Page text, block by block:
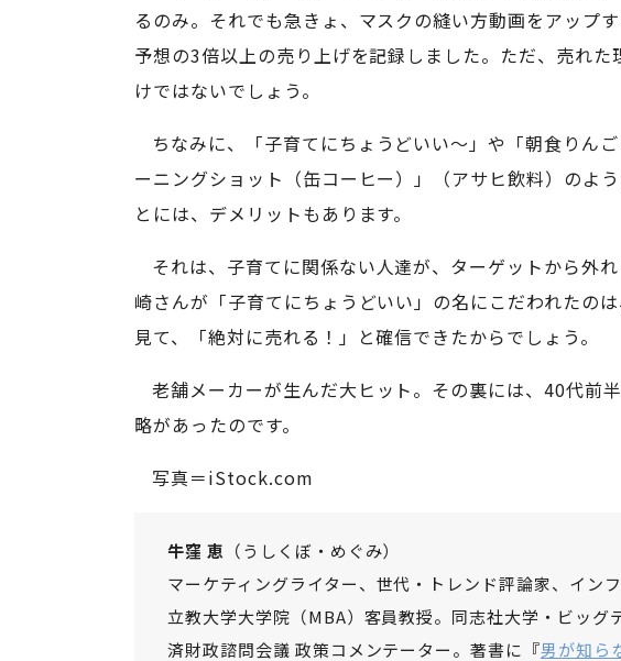
るのみ。それでも急きょ、マスクの縫い方動画をアップ
予想の3倍以上の売り上げを記録しました。ただ、売れ
けではないでしょう。
ちなみに、「子育てにちょうどいい～」や「朝食りん
ーニングショット（缶コーヒー）」（アサヒ飲料）のよ
とには、デメリットもあります。
それは、子育てに関係ない人達が、ターゲットから外
崎さんが「子育てにちょうどいい」の名にこだわれたの
見て、「絶対に売れる！」と確信できたからでしょう。
老舗メーカーが生んだ大ヒット。その裏には、40代前
略があったのです。
写真＝iStock.com
牛窪 恵 （うしくぼ・めぐみ）
マーケティングライター、世代・トレンド評論家、イン
立教大学大学院（MBA）客員教授。同志社大学・ビッグ
済財政諮問会議 政策コメンテーター。著書に『男が知ら